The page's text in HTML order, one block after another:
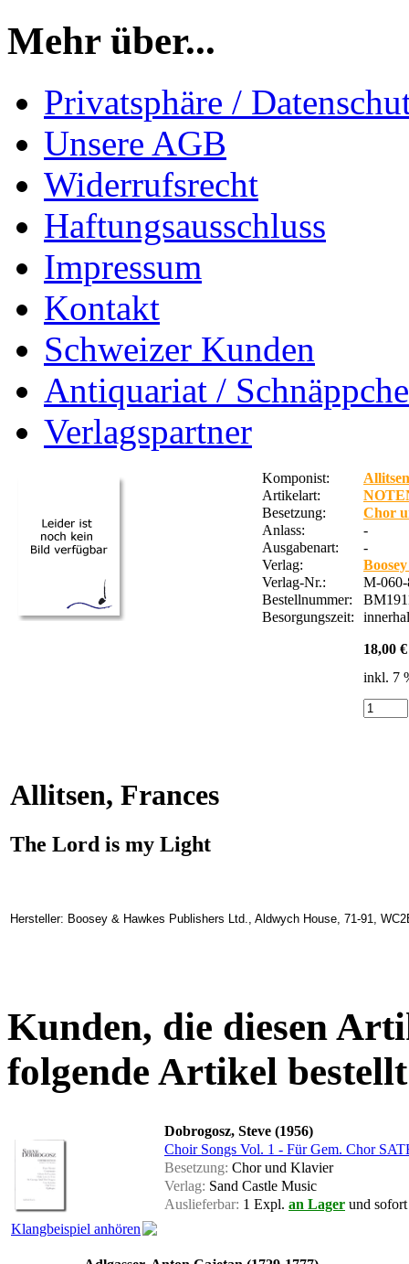
Mehr über...
Privatsphäre /
Unsere AGB
Widerrufsrecht
Haftungsausschluss
Impressum
Kontakt
Schweizer Kunden
Antiquariat /
Verlagspartner
Komponist:
Artikelart:
Besetzung:
Chor
Anlass:
-
Ausgabenart:
-
Verlag:
Verlag-Nr.:
M-060-
Bestellnummer:
Besorgungszeit:
18,00 €
inkl. 7
Allitsen, Frances
The Lord is my Light
Hersteller: Boosey & Hawkes Publishers Ltd., Aldwych House, 71-91,
Kunden, die diesen
folgende Artikel
Klangbeispiel anhören
Dobrogosz, Steve (1956)
Choir Songs Vol. 1 - Für Gem. Chor
Besetzung: Chor und Klavier
Verlag: Sand Castle Music
Auslieferbar: 1 Expl. an Lager und